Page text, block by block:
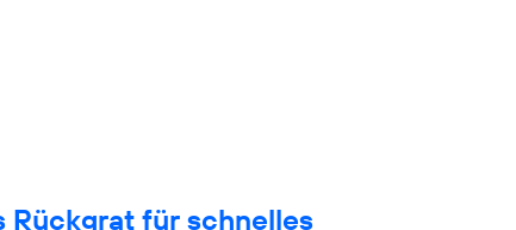
Rückgrat für schnelles